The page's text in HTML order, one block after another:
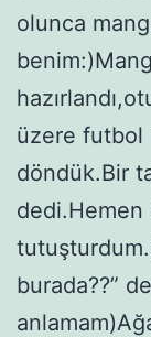
olunca
üzere futbol
döndük.Bir
dedi.Hemen
burada??”